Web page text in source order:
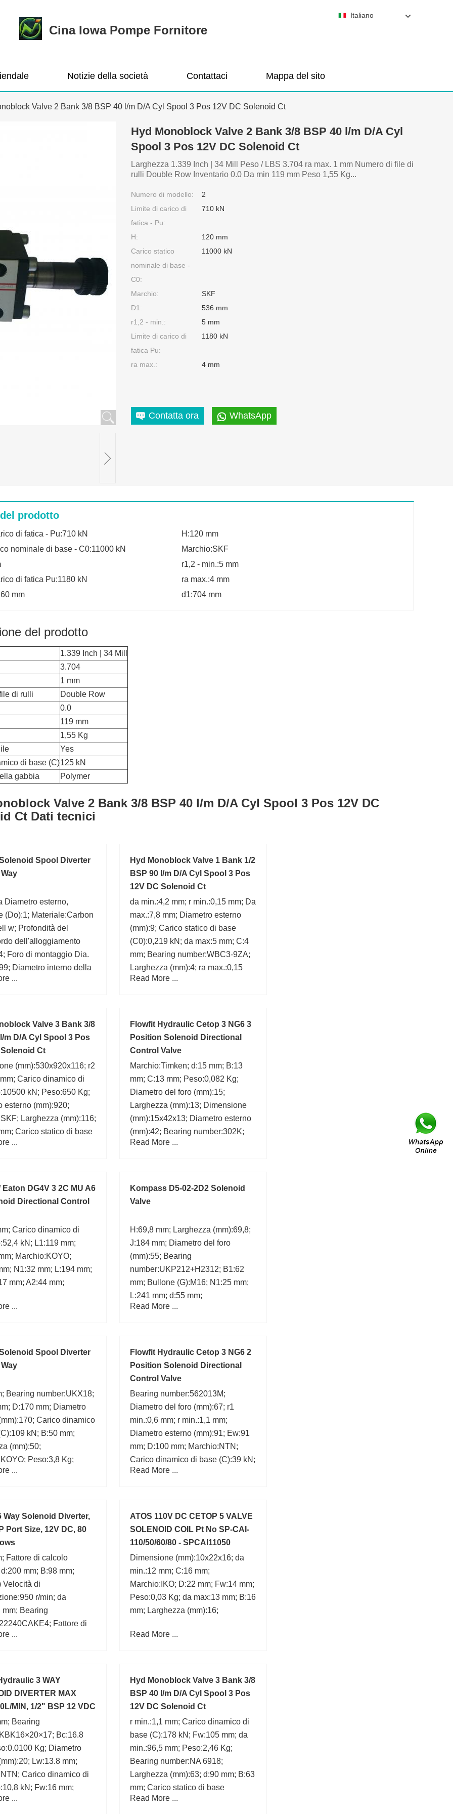
Cina Iowa Pompe Fornitore
Notizie della società Contattaci Mappa del sito
Italiano
Valve 2 Bank 3/8 BSP 40 l/m D/A Cyl Spool 3 Pos 12V DC Solenoid Ct
Hyd Monoblock Valve 2 Bank 3/8 BSP 40 l/m D/A Cyl
Spool 3 Pos 12V DC Solenoid Ct
Larghezza 1.339 Inch | 34 Mill Peso / LBS 3.704 ra max. 1 mm Numero di file di
rulli Double Row Inventario 0.0 Da min 119 mm Peso 1,55 Kg...
Numero di modello:
2
Limite di carico di
fatica - Pu:
710 kN
H:
120 mm
Carico statico
nominale di base -
C0:
11000 kN
Marchio:
SKF
D1:
536 mm
r1,2 - min.:
5 mm
Limite di carico di
fatica Pu:
1180 kN
ra max.: 4 mm
Contatta ora WhatsApp
prodotto
di fatica - Pu:710 kN
H:120 mm
nominale di base - C0:11000 kN
Marchio:SKF
r1,2 - min.:5 mm
di fatica Pu:1180 kN
ra max.:4 mm
mm
d1:704 mm
del prodotto
1.339 Inch | 34 Mill
3.704
1 mm
di rulli
Double Row
0.0
119 mm
1,55 Kg
Yes
di base (C)125 kN
gabbia
Polymer
Valve 2 Bank 3/8 BSP 40 l/m D/A Cyl Spool 3 Pos 12V DC
Ct Dati tecnici
Spool Diverter
Diametro esterno,
(Do):1; Materiale:Carbon
w; Profondità del
dell'alloggiamento
Foro di montaggio Dia.
Diametro interno della
nominale (di):1; Diametro
...
Hyd Monoblock Valve 1 Bank 1/2
BSP 90 l/m D/A Cyl Spool 3 Pos
12V DC Solenoid Ct
da min.:4,2 mm; r min.:0,15 mm; Da
max.:7,8 mm; Diametro esterno
(mm):9; Carico statico di base
(C0):0,219 kN; da max:5 mm; C:4
mm; Bearing number:WBC3-9ZA;
Larghezza (mm):4; ra max.:0,15
mm;
Read More ...
Valve 3 Bank 3/8
m D/A Cyl Spool 3 Pos
Ct
(mm):530x920x116; r2
Carico dinamico di
kN; Peso:650 Kg;
esterno (mm):920;
Larghezza (mm):116;
Carico statico di base
kN; Bearing
...
Flowfit Hydraulic Cetop 3 NG6 3
Position Solenoid Directional
Control Valve
Marchio:Timken; d:15 mm; B:13
mm; C:13 mm; Peso:0,082 Kg;
Diametro del foro (mm):15;
Larghezza (mm):13; Dimensione
(mm):15x42x13; Diametro esterno
(mm):42; Bearing number:302K;
Read More ...
DG4V 3 2C MU A6
Directional Control
Carico dinamico di
kN; L1:119 mm;
Marchio:KOYO;
N1:32 mm; L:194 mm;
mm; A2:44 mm;
...
Kompass D5-02-2D2 Solenoid
Valve
H:69,8 mm; Larghezza (mm):69,8;
J:184 mm; Diametro del foro
(mm):55; Bearing
number:UKP212+H2312; B1:62
mm; Bullone (G):M16; N1:25 mm;
L:241 mm; d:55 mm;
Read More ...
Spool Diverter
Bearing number:UKX18;
D:170 mm; Diametro
Carico dinamico
kN; B:50 mm;
(mm):50;
Peso:3,8 Kg;
...
Flowfit Hydraulic Cetop 3 NG6 2
Position Solenoid Directional
Control Valve
Bearing number:562013M;
Diametro del foro (mm):67; r1
min.:0,6 mm; r min.:1,1 mm;
Diametro esterno (mm):91; Ew:91
mm; D:100 mm; Marchio:NTN;
Carico dinamico di base (C):39 kN;
ra max.:1 mm;
Read More ...
Way Solenoid Diverter,
Port Size, 12V DC, 80
Fattore di calcolo
mm; B:98 mm;
Velocità di
r/min; da
mm; Bearing
Fattore di
r min.:4 mm; (Olio)
...
ATOS 110V DC CETOP 5 VALVE
SOLENOID COIL Pt No SP-CAI-
110/50/60/80 - SPCAI11050
Dimensione (mm):10x22x16; da
min.:12 mm; C:16 mm;
Marchio:IKO; D:22 mm; Fw:14 mm;
Peso:0,03 Kg; da max:13 mm; B:16
mm; Larghezza (mm):16;
Read More ...
3 WAY
DIVERTER MAX
MIN, 1/2" BSP 12 VDC
Bearing
Bc:16.8
Kg; Diametro
Lw:13.8 mm;
Carico dinamico di
kN; Fw:16 mm;
del foro (mm):16;
...
Hyd Monoblock Valve 3 Bank 3/8
BSP 40 l/m D/A Cyl Spool 3 Pos
12V DC Solenoid Ct
r min.:1,1 mm; Carico dinamico di
base (C):178 kN; Fw:105 mm; da
min.:96,5 mm; Peso:2,46 Kg;
Bearing number:NA 6918;
Larghezza (mm):63; d:90 mm; B:63
mm; Carico statico di base
(C0):490 kN;
Read More ...